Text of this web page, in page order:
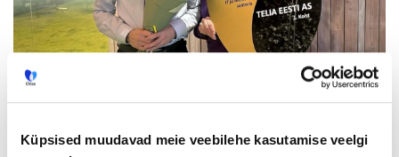
Küpsised muudavad meie veebilehe kasutamise veelgi
Top Tööandjad 2024 IT ja
30/01/2024